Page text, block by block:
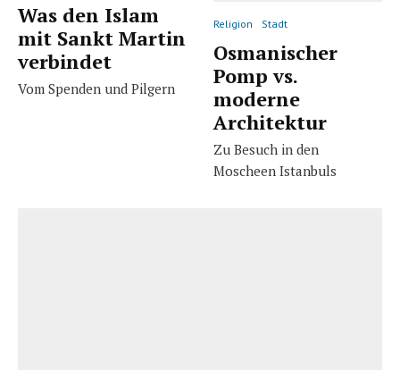
Was den Islam
mit Sankt Martin
verbindet
Vom Spenden und Pilgern
Religion Stadt
Osmanischer
Pomp vs.
moderne
Architektur
Zu Besuch in den
Moscheen Istanbuls